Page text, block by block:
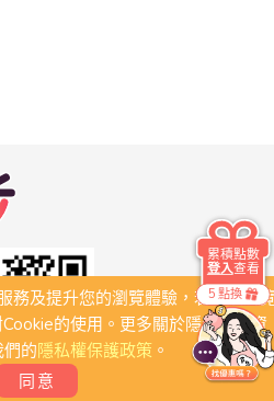
務及提升您的瀏覽體驗，若繼續瀏
的使用。更多關於隱私保護資
的隱私權保護政策。
同意
5 點換
累積點數
登入查看